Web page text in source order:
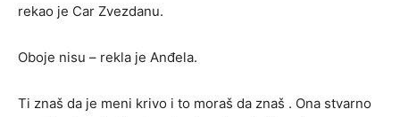
rekao je Car Zvezdanu.
Oboje nisu – rekla je Anđela.
Ti znaš da je meni krivo i to moraš da znaš . Ona stvarno